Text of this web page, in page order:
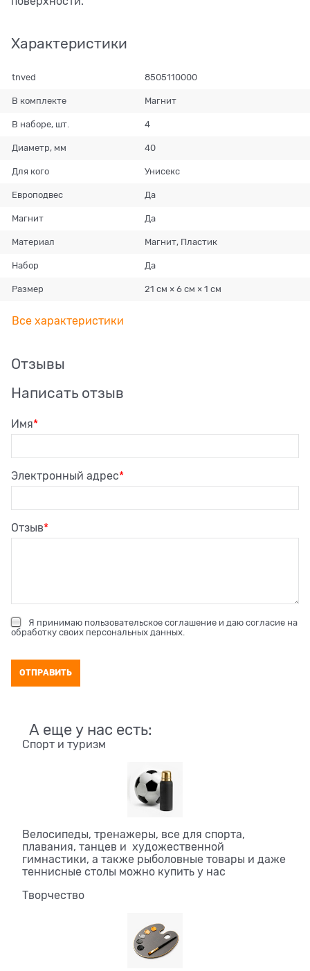
Характеристики
tnved 8505110000
В комплекте Магнит
В наборе, шт. 4
Диаметр, мм 40
Для кого Унисекс
Европодвес Да
Магнит Да
Материал Магнит, Пластик
Набор Да
Размер 21 см × 6 см × 1 см
Все характеристики
Отзывы
Написать отзыв
Имя
Электронный адрес
Отзыв
Я принимаю пользовательское соглашение и даю согласие на
обработку своих персональных данных
А еще у нас есть:
Спорт и туризм
Велосипеды, тренажеры, все для спорта,
плавания, танцев и художественной
гимнастики, а также рыболовные товары и даже
теннисные столы можно купить у нас
Творчество